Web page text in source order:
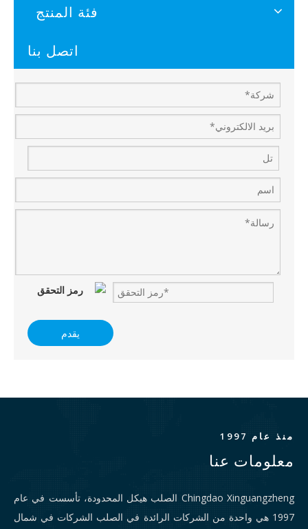
فئة المنتج
اتصل بنا
يقدم
منذ عام 1997
معلومات عنا
Chingdao Xinguangzheng الصلب هيكل المحدودة، تأسست في عام
1997 هي واحدة من الشركات الرائدة في الصلب الشركات في شمال